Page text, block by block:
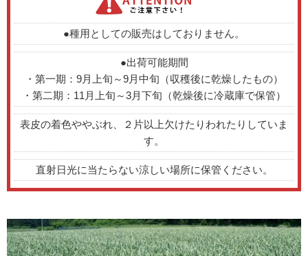
●種用としての販売はしておりません。
●出荷可能期間
・第一期：9月上旬～9月中旬（収穫後に乾燥したもの）
・第二期：11月上旬～3月下旬（乾燥後に冷蔵庫で保管）
表皮の着色ややぶれ、２片以上欠けたりわれたりしていま
す。
直射日光に当たらない涼しい場所に保管ください。